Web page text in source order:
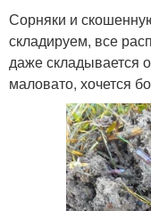
Сорняки и
складируем, все
даже складывается
маловато, хочется